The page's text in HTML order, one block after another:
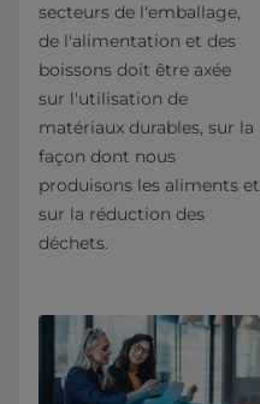
secteurs de l'emballage,
de l'alimentation et des
boissons doit être axée
sur l'utilisation de
matériaux durables, sur la
façon dont nous
produisons les aliments et
sur la réduction des
déchets.